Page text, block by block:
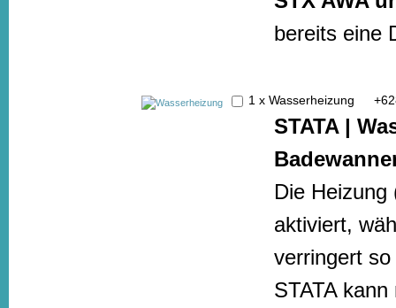
bereits eine
1 x Wasserheizung +
STATA |
Die
aktiviert,
verringert
STATA